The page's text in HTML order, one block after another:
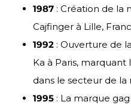
1987 : Création de la
Cajfinger à Lille,
1992 : Ouverture de
Ka à Paris,
dans le secteur de
1995 : La marque